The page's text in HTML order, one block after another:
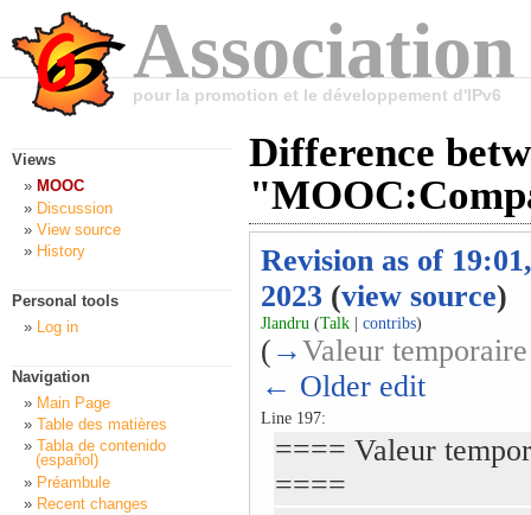
pour la promotion et le développement d'IPv6
Difference
Revision as of
2023 (view source)
Jlandru (Talk contribs)
( →Valeur
← Older edit
Line 197:
==== Valeur
====
Views
MOOC
Discussion
View source
History
Personal tools
Log in
Navigation
Main Page
Table des matières
Tabla de contenido
(español)
Préambule
Recent changes